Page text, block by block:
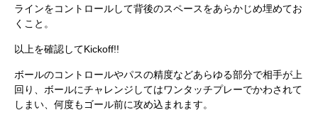
ラインをコントロールして背後のスペースをあらかじめ埋めてお
くこと。
以上を確認してKickoff!!
ボールのコントロールやパスの精度などあらゆる部分で相手が上
回り、ボールにチャレンジしてはワンタッチプレーでかわされて
しまい、何度もゴール前に攻め込まれます。